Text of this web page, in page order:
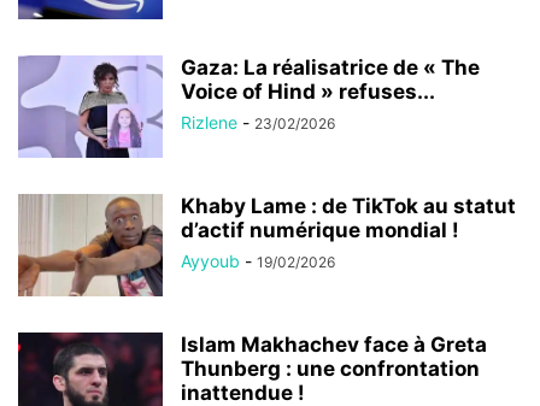
Gaza: La réalisatrice de « The
Voice of Hind » refuses...
Rizlene - 23/02/2026
Khaby Lame : de TikTok au statut
d’actif numérique mondial !
Ayyoub - 19/02/2026
Islam Makhachev face à Greta
Thunberg : une confrontation
inattendue !